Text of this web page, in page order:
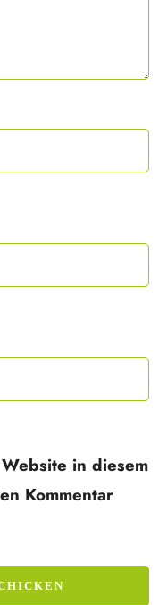
in diesem
Kommentar